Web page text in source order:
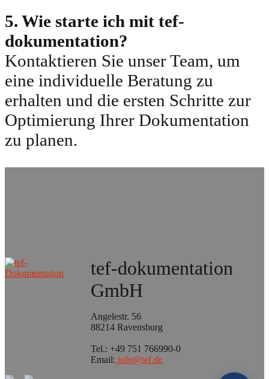
5. Wie starte ich mit tef-
dokumentation?
Kontaktieren Sie unser Team, um
eine individuelle Beratung zu
erhalten und die ersten Schritte zur
Optimierung Ihrer Dokumentation
zu planen.
tef-dokumentation
GmbH
Angelestr. 56
88214 Ravensburg
Tel.: +49 751 766990-0
Email: info@tef.de